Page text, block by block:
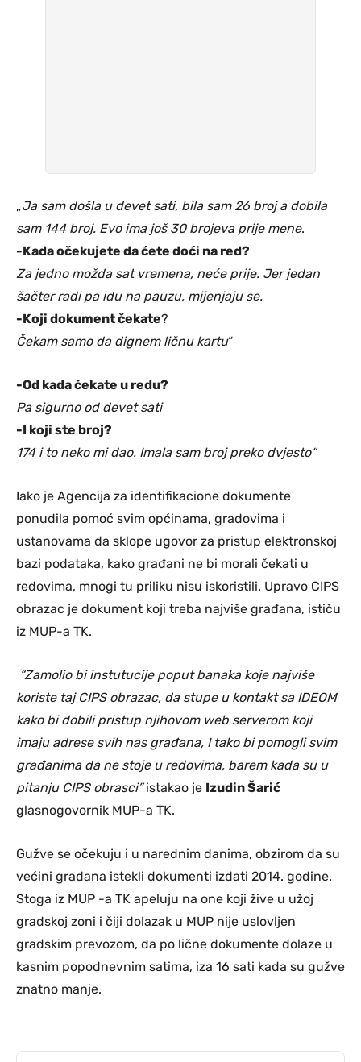
„Ja sam došla u devet sati, bila sam 26 broj a dobila
sam 144 broj. Evo ima još 30 brojeva prije mene.
-Kada očekujete da ćete doći na red?
Za jedno možda sat vremena, neće prije. Jer jedan
šačter radi pa idu na pauzu, mijenjaju se.
-Koji dokument čekate?
Čekam samo da dignem ličnu kartu“
-Od kada čekate u redu?
Pa sigurno od devet sati
-I koji ste broj?
174 i to neko mi dao. Imala sam broj preko dvjesto“
Iako je Agencija za identifikacione dokumente
ponudila pomoć svim općinama, gradovima i
ustanovama da sklope ugovor za pristup elektronskoj
bazi podataka, kako građani ne bi morali čekati u
redovima, mnogi tu priliku nisu iskoristili. Upravo CIPS
obrazac je dokument koji treba najviše građana, ističu
iz MUP-a TK.
“Zamolio bi instutucije poput banaka koje najviše
koriste taj CIPS obrazac, da stupe u kontakt sa IDEOM
kako bi dobili pristup njihovom web serverom koji
imaju adrese svih nas građana, I tako bi pomogli svim
građanima da ne stoje u redovima, barem kada su u
pitanju CIPS obrasci”istakao je Izudin Šarić
glasnogovornik MUP-a TK.
Gužve se očekuju i u narednim danima, obzirom da su
većini građana istekli dokumenti izdati 2014. godine.
Stoga iz MUP -a TK apeluju na one koji žive u užoj
gradskoj zoni i čiji dolazak u MUP nije uslovljen
gradskim prevozom, da po lične dokumente dolaze u
kasnim popodnevnim satima, iza 16 sati kada su gužve
znatno manje.